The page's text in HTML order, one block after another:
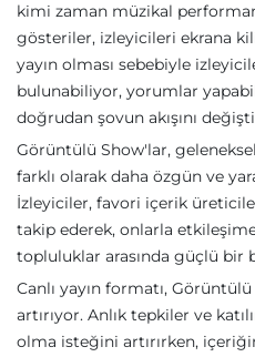
kimi zaman müzikal
gösteriler, izleyicileri ekrana
yayın olması sebebiyle
bulunabiliyor, yorumlar
doğrudan şovun akışını
Görüntülü Show'lar,
farklı olarak daha özgün ve
İzleyiciler, favori içerik
takip ederek, onlarla
topluluklar arasında güçlü bir
Canlı yayın formatı,
artırıyor. Anlık tepkiler ve
olma isteğini artırırken,